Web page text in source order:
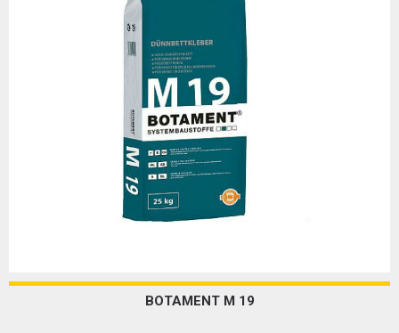
BOTAMENT M 19